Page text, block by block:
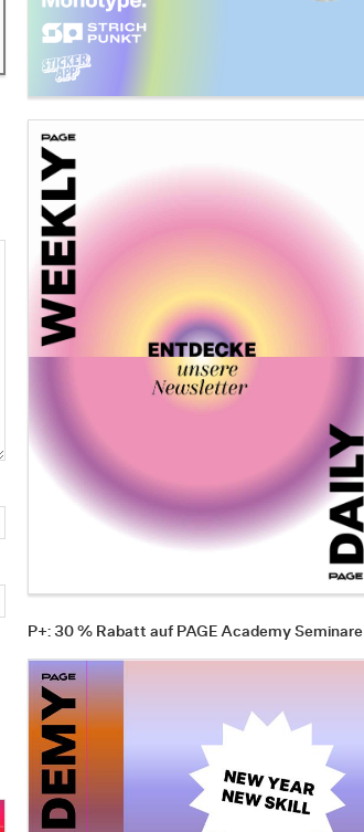
P+: 30 % Rabatt auf PAGE Academy Seminare